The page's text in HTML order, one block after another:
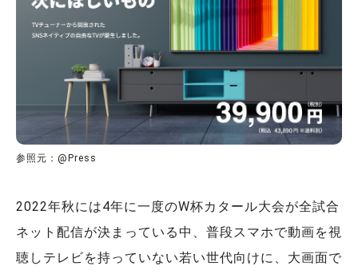
参照元：@Press
2022年秋には4年に一度のW杯カタール大会が全試合
ネット配信が決まっている中、普段スマホで動画を視
聴しテレビを持っていない若い世代向けに、大画面で